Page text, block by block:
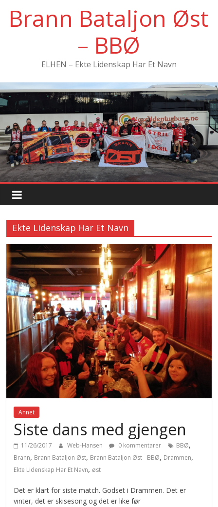
innholdet
Brann Bataljon Øst
– BBØ
ELHEN – Ekte Lidenskap Har Et Navn
Ekte Lidenskap Har Et Navn
Annet
Siste dans med gjengen
11/26/2017 Web-Hansen 0 kommentarer BBØ,
Brann, Brann Bataljon Øst, Brann Bataljon Øst - BBØ, Drammen,
Ekte Lidenskap Har Et Navn, øst
Det er klart for siste match. Godset i Drammen. Det er
vinter, det er skisesong og det er like før